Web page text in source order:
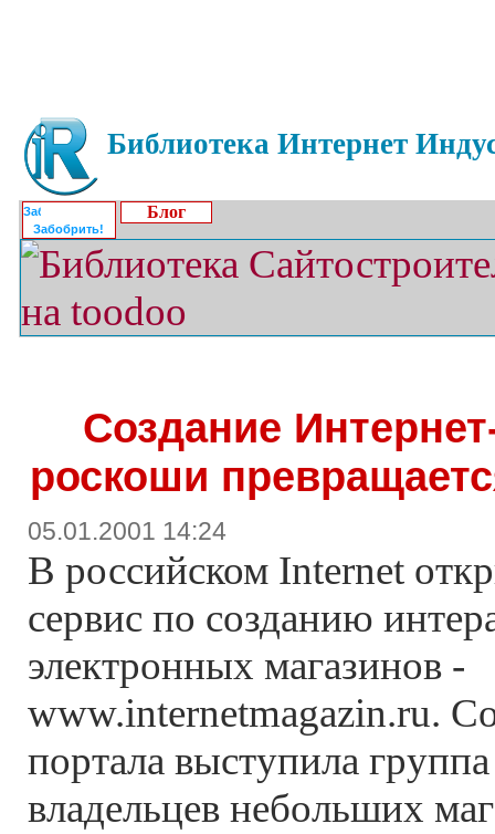
Библиотека Интернет
Забобрить!
Блог
Создание
роскоши
05.01.2001 14:24
В российском Internet
сервис по созданию
электронных магазинов -
www.internetmagazin.ru.
портала выступила
владельцев небольших